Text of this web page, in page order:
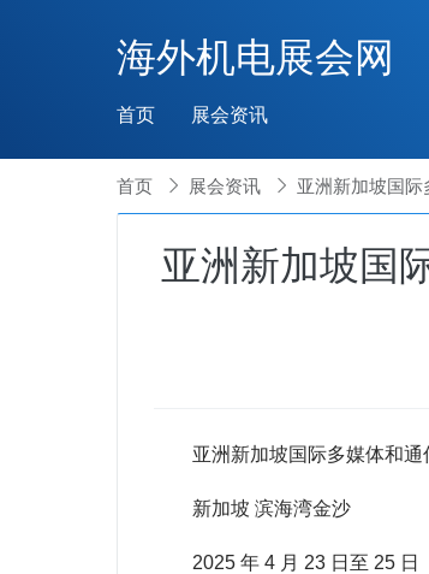
海外机电展会网
首页 展会资讯
首页  展会资讯  亚洲新加坡国
亚洲新加坡国
亚洲新加坡国际多媒体和
新加坡 滨海湾金沙
2025 年 4 月 23 日至 25 日